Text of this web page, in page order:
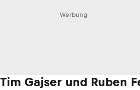
Werbung
Tim Gajser und Ruben